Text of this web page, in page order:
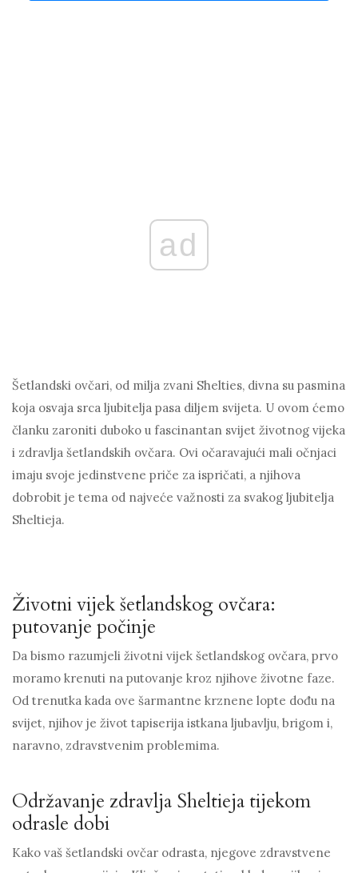
ad
Šetlandski ovčari, od milja zvani Shelties, divna su pasmina
koja osvaja srca ljubitelja pasa diljem svijeta. U ovom ćemo
članku zaroniti duboko u fascinantan svijet životnog vijeka
i zdravlja šetlandskih ovčara. Ovi očaravajući mali očnjaci
imaju svoje jedinstvene priče za ispričati, a njihova
dobrobit je tema od najveće važnosti za svakog ljubitelja
Sheltieja.
Životni vijek šetlandskog ovčara:
putovanje počinje
Da bismo razumjeli životni vijek šetlandskog ovčara, prvo
moramo krenuti na putovanje kroz njihove životne faze.
Od trenutka kada ove šarmantne krznene lopte dođu na
svijet, njihov je život tapiserija istkana ljubavlju, brigom i,
naravno, zdravstvenim problemima.
Održavanje zdravlja Sheltieja tijekom
odrasle dobi
Kako vaš šetlandski ovčar odrasta, njegove zdravstvene